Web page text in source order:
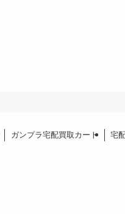
ガンプラ宅配買取カート 宅